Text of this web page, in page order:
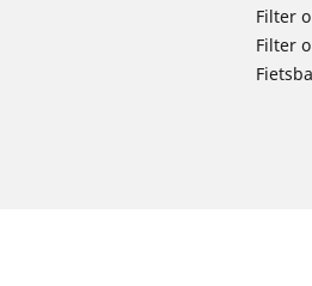
Filter
Filter